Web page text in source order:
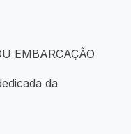
EMBARCAÇÃO
da